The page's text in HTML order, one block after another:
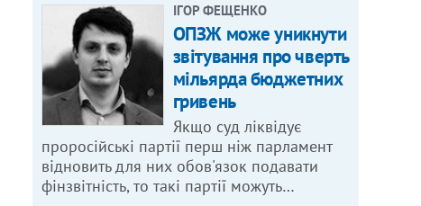
ІГОР ФЕЩЕНКО
ОПЗЖ може уникнути
звітування про чверть
мільярда бюджетних
гривень
Якщо суд ліквідує
проросійські партії перш ніж парламент
відновить для них обов'язок подавати
фінзвітність, то такі партії можуть…